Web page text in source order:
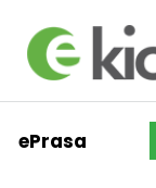
ePrasa